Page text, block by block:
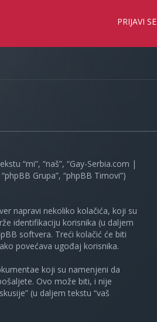
PRIJAVI SE
“mi”, “naš”, “Gay-Serbia.com |
Grupa”, “phpBB Timovi”)
napravi nekoliko kolačića, koji su
identifikaciju korisnika (u daljem
softvera. Treći kolačić će biti
povećava ugođaj korisnika.
koji su namenjeni da
Ovo može biti, i nije
(u daljem tekstu “vaš